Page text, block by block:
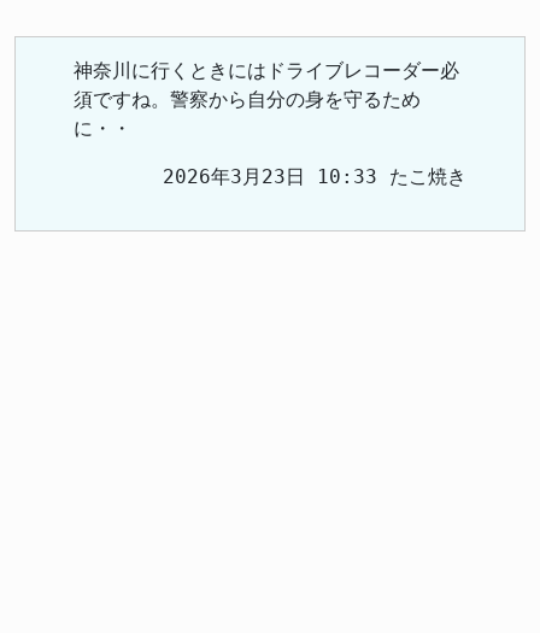
神奈川に行くときにはドライブレコーダー必
須ですね。警察から自分の身を守るため
に・・
2026年3月23日 10:33 たこ焼き